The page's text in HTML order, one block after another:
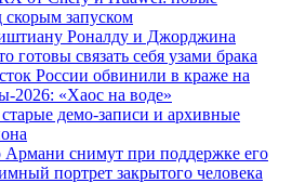
скорым запуском
Роналду и Джорджина
готовы связать себя узами брака
России обвинили в краже на
2026: «Хаос на воде»
демо-записи и архивные
снимут при поддержке его
портрет закрытого человека